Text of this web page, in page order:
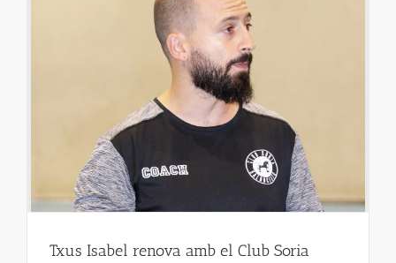
Txus Isabel renova amb el Club Soria